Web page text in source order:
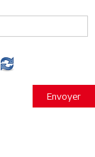
Envoyer